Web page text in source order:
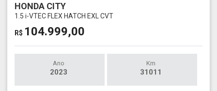
HONDA CITY
1.5 i-VTEC FLEX HATCH EXL CVT
R$ 104.999,00
Ano
2023
Km
31011